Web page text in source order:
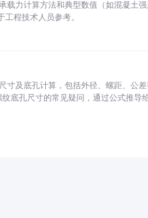
载力计算方法和典型数值（如混凝土
程技术人员参考。
寸及底孔计算，包括外径、螺距、公
纹底孔尺寸的常见疑问，通过公式推